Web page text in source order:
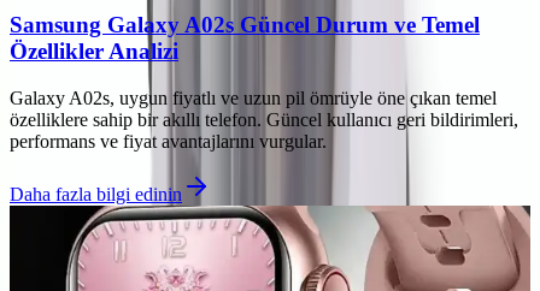
Samsung Galaxy A02s Güncel Durum ve Temel
Özellikler Analizi
Galaxy A02s, uygun fiyatlı ve uzun pil ömrüyle öne çıkan temel
özelliklere sahip bir akıllı telefon. Güncel kullanıcı geri bildirimleri,
performans ve fiyat avantajlarını vurgular.
Daha fazla bilgi edinin